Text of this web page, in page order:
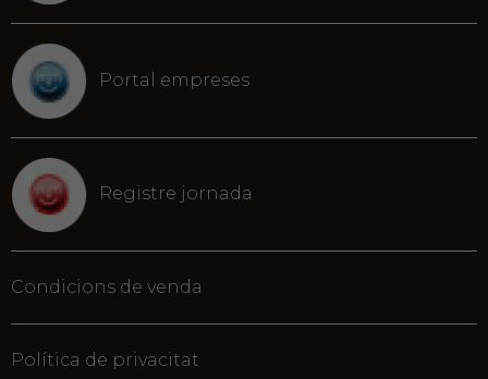
Portal empreses
Registre jornada
Condicions de venda
Política de privacitat